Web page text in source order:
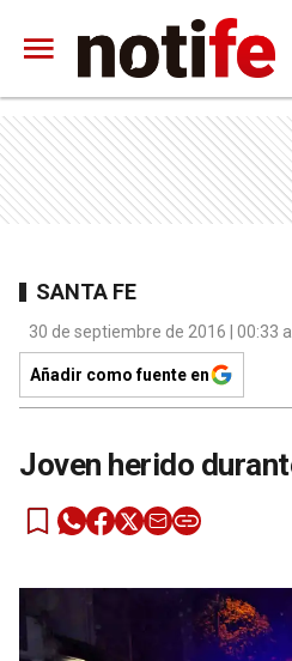
SANTA FE
30 de septiembre de 2016 | 00:33
Añadir como fuente en
Joven herido